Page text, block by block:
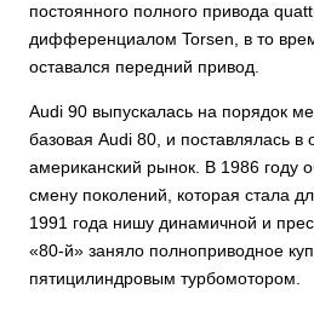
постоянного полного привода
дифференциалом Torsen, в то
оставался передний привод.
Audi 90 выпускалась на порядок
базовая Audi 80, и поставлялась в
американский рынок. В 1986 году
смену поколений, которая стала
1991 года нишу динамичной и
«80-й» заняло полноприводное
пятицилиндровым турбомотором.